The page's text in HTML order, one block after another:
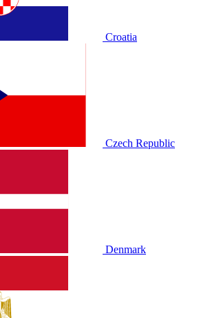
Croatia
Czech Republic
Denmark